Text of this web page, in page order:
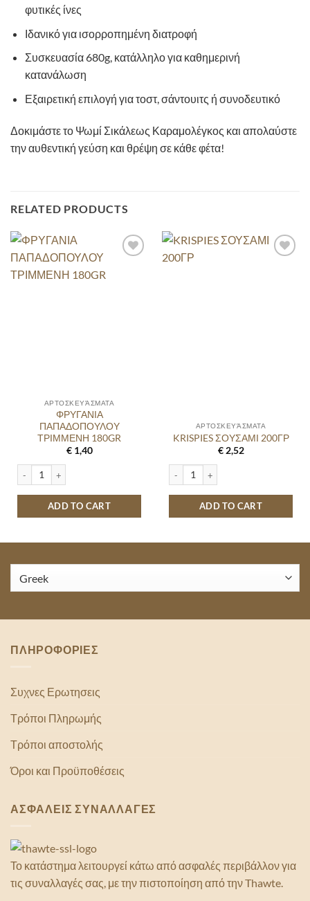
φυτικές ίνες
Ιδανικό για ισορροπημένη διατροφή
Συσκευασία 680g, κατάλληλο για καθημερινή
κατανάλωση
Εξαιρετική επιλογή για τοστ, σάντουιτς ή συνοδευτικό
Δοκιμάστε το Ψωμί Σικάλεως Καραμολέγκος και απολαύστε
την αυθεντική γεύση και θρέψη σε κάθε φέτα!
RELATED PRODUCTS
ΑΡΤΟΣΚΕΥΆΣΜΑΤΑ
ΦΡΥΓΑΝΙΑ
ΠΑΠΑΔΟΠΟΥΛΟΥ
ΤΡΙΜΜΕΝΗ 180GR
€1,40
ΦΡΥΓΑΝΙΑ ΠΑΠΑΔΟΠΟΥΛΟΥ ΤΡΙΜΜΕΝΗ 180GR quantity
ADD TO CART
ΑΡΤΟΣΚΕΥΆΣΜΑΤΑ
KRISPIES ΣΟΥΣΑΜΙ 200ΓΡ
€2,52
KRISPIES ΣΟΥΣΑΜΙ 200ΓΡ quantity
ADD TO CART
ΠΛΗΡΟΦΟΡΙΕΣ
Συχνες Ερωτησεις
Τρόποι Πληρωμής
Τρόποι αποστολής
Όροι και Προϋποθέσεις
ΑΣΦΑΛΕΙΣ ΣΥΝΑΛΛΑΓΕΣ
Το κατάστημα λειτουργεί κάτω από ασφαλές περιβάλλον για
τις συναλλαγές σας, με την πιστοποίηση από την Thawte.